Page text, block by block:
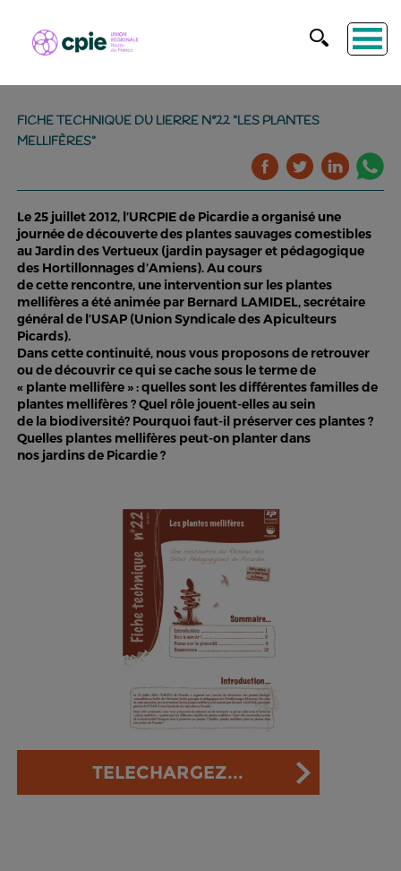
FICHE TECHNIQUE DU LIERRE N°22 "LES PLANTES
MELLIFÈRES"
Le 25 juillet 2012, l’URCPIE de Picardie a organisé une
journée de découverte des plantes sauvages comestibles
au Jardin des Vertueux (jardin paysager et pédagogique
des Hortillonnages d’Amiens). Au cours
de cette rencontre, une intervention sur les plantes
mellifères a été animée par Bernard LAMIDEL, secrétaire
général de l’USAP (Union Syndicale des Apiculteurs
Picards).
Dans cette continuité, nous vous proposons de retrouver
ou de découvrir ce qui se cache sous le terme de
« plante mellifère » : quelles sont les différentes familles de
plantes mellifères ? Quel rôle jouent-elles au sein
de la biodiversité? Pourquoi faut-il préserver ces plantes ?
Quelles plantes mellifères peut-on planter dans
nos jardins de Picardie ?
TELECHARGEZ...